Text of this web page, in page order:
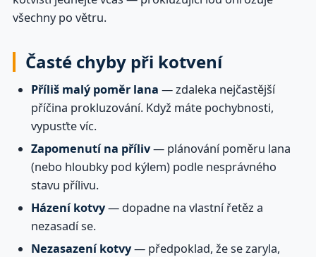
všechny po větru.
Časté chyby při kotvení
Příliš malý poměr lana — zdaleka nejčastější
příčina prokluzování. Když máte pochybnosti,
vypusťte víc.
Zapomenutí na příliv— plánování poměru lana
(nebo hloubky pod kýlem) podle nesprávného
stavu přílivu.
Házení kotvy— dopadne na vlastní řetěz a
nezasadí se.
Nezasazení kotvy— předpoklad, že se zaryla,